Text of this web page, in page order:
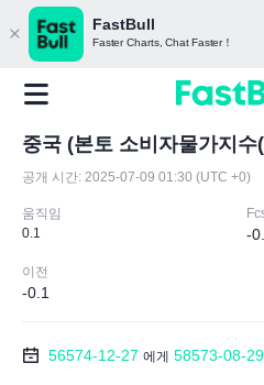
FastBull
Faster Charts, Chat Faster！
중국 (본토 소비자물가지수
공개 시간: 2025-07-09 01:30 (UTC +0)
움직임
0.1
-
이전
-0.1
56574-12-27 에게 58573-08-29